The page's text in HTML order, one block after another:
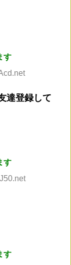
す
達登録して
す
す